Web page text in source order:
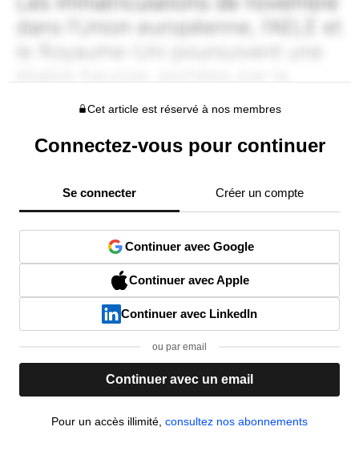
Cet article est réservé à nos membres
Connectez-vous pour continuer
Se connecter Créer un compte
Continuer avec Google
Continuer avec Apple
Continuer avec LinkedIn
ou par email
Continuer avec un email
Pour un accès illimité, consultez nos abonnements